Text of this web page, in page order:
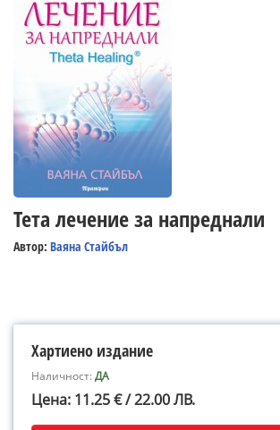
Тета лечение за напреднали
Автор: Ваяна Стайбъл
Хартиено издание
Наличност:ДА
Цена: 11.25 € / 22.00 ЛВ.